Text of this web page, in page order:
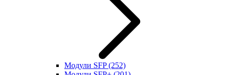
Модули SFP(252)